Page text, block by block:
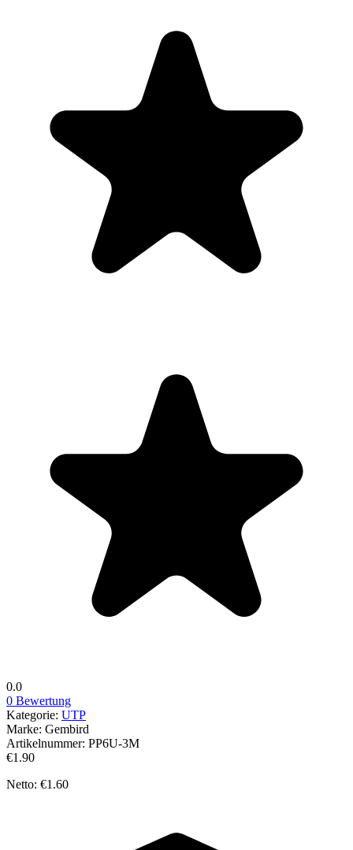
0.0
0 Bewertung
Kategorie: UTP
Marke: Gembird
Artikelnummer: PP6U-3M
€1.90
Netto: €1.60